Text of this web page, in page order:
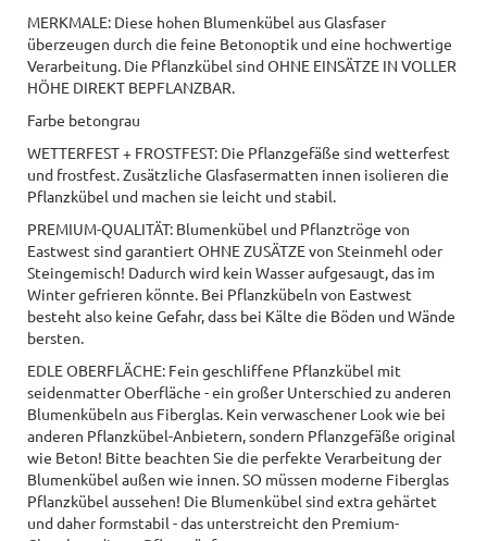
MERKMALE: Diese hohen Blumenkübel aus Glasfaser
überzeugen durch die feine Betonoptik und eine hochwertige
Verarbeitung. Die Pflanzkübel sind OHNE EINSÄTZE IN VOLLER
HÖHE DIREKT BEPFLANZBAR.
Farbe betongrau
WETTERFEST + FROSTFEST: Die Pflanzgefäße sind wetterfest
und frostfest. Zusätzliche Glasfasermatten innen isolieren die
Pflanzkübel und machen sie leicht und stabil.
PREMIUM-QUALITÄT: Blumenkübel und Pflanztröge von
Eastwest sind garantiert OHNE ZUSÄTZE von Steinmehl oder
Steingemisch! Dadurch wird kein Wasser aufgesaugt, das im
Winter gefrieren könnte. Bei Pflanzkübeln von Eastwest
besteht also keine Gefahr, dass bei Kälte die Böden und Wände
bersten.
EDLE OBERFLÄCHE: Fein geschliffene Pflanzkübel mit
seidenmatter Oberfläche - ein großer Unterschied zu anderen
Blumenkübeln aus Fiberglas. Kein verwaschener Look wie bei
anderen Pflanzkübel-Anbietern, sondern Pflanzgefäße original
wie Beton! Bitte beachten Sie die perfekte Verarbeitung der
Blumenkübel außen wie innen. SO müssen moderne Fiberglas
Pflanzkübel aussehen! Die Blumenkübel sind extra gehärtet
und daher formstabil - das unterstreicht den Premium-